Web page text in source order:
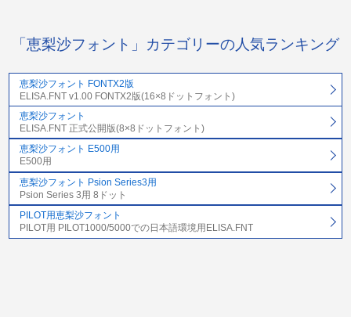
「恵梨沙フォント」カテゴリーの人気ランキング
恵梨沙フォント FONTX2版
ELISA.FNT v1.00 FONTX2版(16×8ドットフォント)
恵梨沙フォント
ELISA.FNT 正式公開版(8×8ドットフォント)
恵梨沙フォント E500用
E500用
恵梨沙フォント Psion Series3用
Psion Series 3用 8ドット
PILOT用恵梨沙フォント
PILOT用 PILOT1000/5000での日本語環境用ELISA.FNT